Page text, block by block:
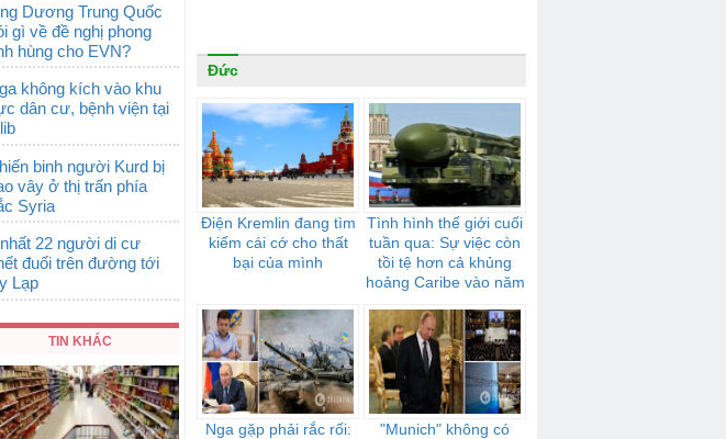
Dương Trung Quốc
gì về đề nghị phong
hùng cho EVN?
không kích vào khu
dân cư, bệnh viện tại
binh người Kurd bị
vây ở thị trấn phía
Syria
22 người di cư
đuối trên đường tới
Lạp
TIN KHÁC
Đức
Điện Kremlin đang tìm
kiếm cái cớ cho thất
bại của mình
Tình hình thế giới cuối
tuần qua: Sự việc còn
tồi tệ hơn cả khủng
hoảng Caribe vào năm
Nga gặp phải rắc rối:
"Munich" không có